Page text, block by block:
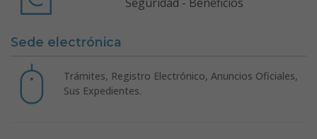
Sede electrónica
Trámites, Registro Electrónico, Anuncios Oficiales,
Sus Expedientes.